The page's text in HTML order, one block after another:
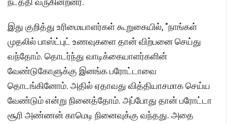
இது குறித்து உரிமையாளர்கள் கூறுகையில், "நாங்கள்
முதலில் பாஸ்ட்புட் உணவுகளை தான் விற்பனை செய்து
வந்தோம். தொடர்ந்து வாடிக்கையாளர்களின்
வேண்டுகோளுக்கு இனங்க பரோட்டாவை
தொடங்கினோம். அதில் ஏதாவது வித்தியாசமாக செய்ய
வேண்டும் என்று நினைத்தோம். அப்போது தான் பரோட்டா
சூரி அண்ணன் காமெடி நினைவுக்கு வந்தது. அதை